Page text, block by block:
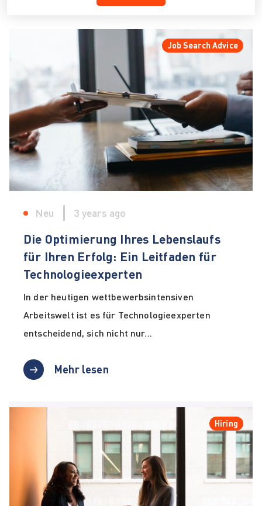
Job Search Advice
Neu 3 years ago
Die Optimierung Ihres Lebenslaufs
für Ihren Erfolg: Ein Leitfaden für
Technologieexperten
In der heutigen wettbewerbsintensiven
Arbeitswelt ist es für Technologieexperten
entscheidend, sich nicht nur...
Mehr lesen
Hiring